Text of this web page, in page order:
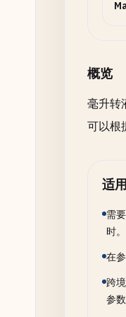
概览
毫升转
可以根
适
需
时。
在
跨
参